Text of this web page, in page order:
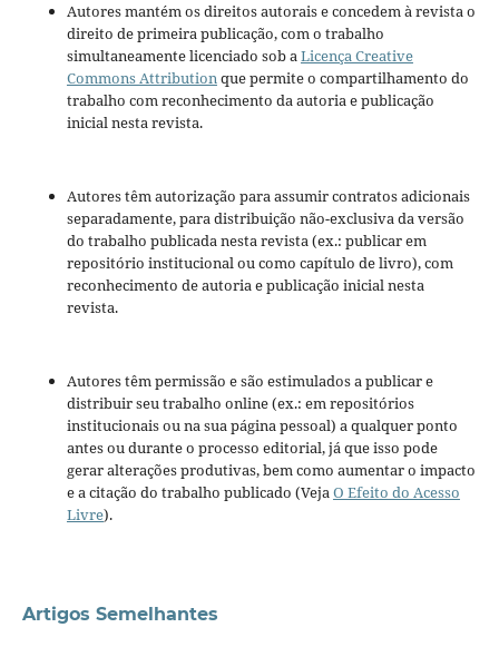
Autores mantém os direitos autorais e concedem à revista o
direito de primeira publicação, com o trabalho
simultaneamente licenciado sob aLicença Creative
Commons Attributionque permite o compartilhamento do
trabalho com reconhecimento da autoria e publicação
inicial nesta revista.
Autores têm autorização para assumir contratos adicionais
separadamente, para distribuição não-exclusiva da versão
do trabalho publicada nesta revista (ex.: publicar em
repositório institucional ou como capítulo de livro), com
reconhecimento de autoria e publicação inicial nesta
revista.
Autores têm permissão e são estimulados a publicar e
distribuir seu trabalho online (ex.: em repositórios
institucionais ou na sua página pessoal) a qualquer ponto
antes ou durante o processo editorial, já que isso pode
gerar alterações produtivas, bem como aumentar o impacto
e a citação do trabalho publicado (VejaO Efeito do Acesso
Livre).
Artigos Semelhantes